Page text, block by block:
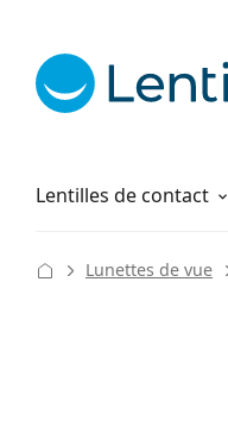
Lentilles de contact
Solutions
Comment commander
Lunettes de vue